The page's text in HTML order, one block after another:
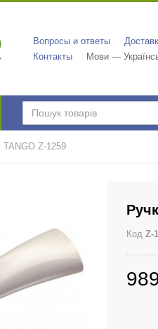
Вопросы и ответы
Контакты
Мови —
TANGO Z-1259
Код Z-